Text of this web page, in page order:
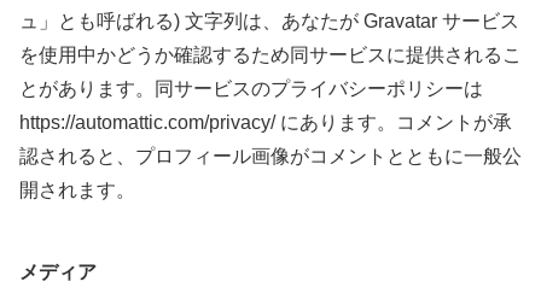
ュ」とも呼ばれる) 文字列は、あなたが Gravatar サービス
を使用中かどうか確認するため同サービスに提供されるこ
とがあります。同サービスのプライバシーポリシーは
https://automattic.com/privacy/ にあります。コメントが承
認されると、プロフィール画像がコメントとともに一般公
開されます。
メディア